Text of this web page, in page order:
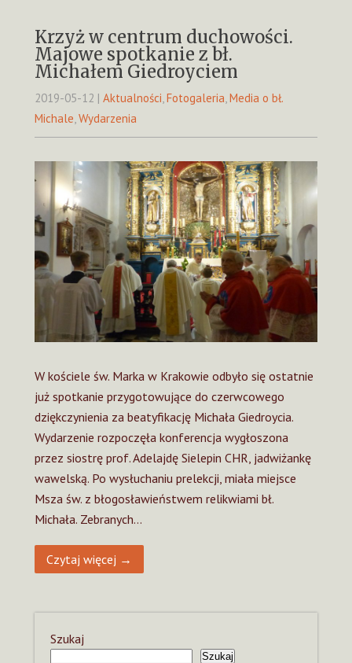
Krzyż w centrum duchowości.
Majowe spotkanie z bł.
Michałem Giedroyciem
2019-05-12 | Aktualności Fotogaleria Media o bł.
Michale Wydarzenia
W kościele św. Marka w Krakowie odbyło się ostatnie
już spotkanie przygotowujące do czerwcowego
dziękczynienia za beatyfikację Michała Giedroycia.
Wydarzenie rozpoczęła konferencja wygłoszona
przez siostrę prof. Adelajdę Sielepin CHR, jadwiżankę
wawelską. Po wysłuchaniu prelekcji, miała miejsce
Msza św. z błogosławieństwem relikwiami bł.
Michała. Zebranych…
Czytaj więcej →
Szukaj
Szukaj